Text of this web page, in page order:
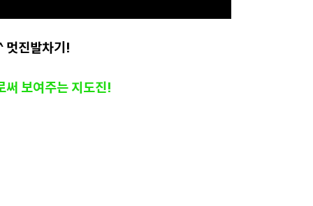
멋진발차기!
써 보여주는 지도진!